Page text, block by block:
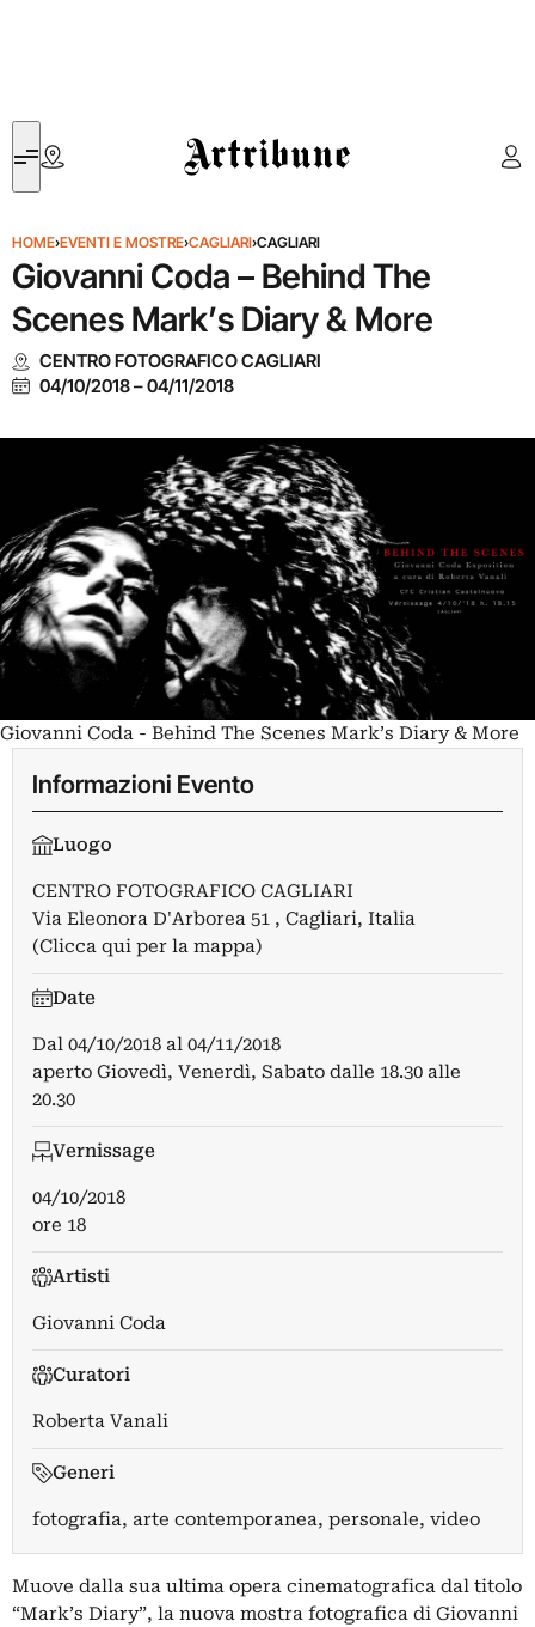
Artribune
HOME›EVENTI E MOSTRE›CAGLIARI›CAGLIARI
Giovanni Coda – Behind The
Scenes Mark’s Diary & More
CENTRO FOTOGRAFICO CAGLIARI
04/10/2018–04/11/2018
Giovanni Coda - Behind The Scenes Mark’s Diary & More
Informazioni Evento
Luogo
CENTRO FOTOGRAFICO CAGLIARI
Via Eleonora D'Arborea 51 , Cagliari, Italia
(Clicca qui per la mappa)
Date
Dal 04/10/2018 al 04/11/2018
aperto Giovedì, Venerdì, Sabato dalle 18.30 alle
20.30
Vernissage
04/10/2018
ore 18
Artisti
Giovanni Coda
Curatori
Roberta Vanali
Generi
fotografia, arte contemporanea, personale, video
Muove dalla sua ultima opera cinematografica dal titolo
“Mark’s Diary”, la nuova mostra fotografica di Giovanni